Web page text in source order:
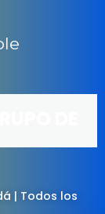
| Todos los